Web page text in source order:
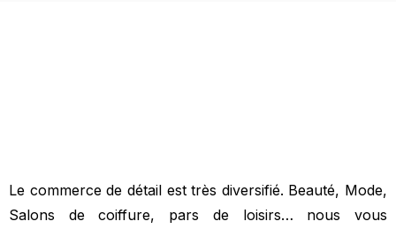
Le commerce de détail est très diversifié. Beauté, Mode,
Salons de coiffure, pars de loisirs… nous vous